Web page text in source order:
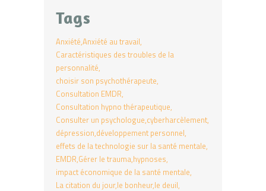
Tags
Anxiété Anxiété au travail
Caractéristiques des troubles de la
personnalité
choisir son psychothérapeute
Consultation EMDR
Consultation hypno thérapeutique
Consulter un psychologue cyberharcèlement
dépression développement personnel
effets de la technologie sur la santé mentale
EMDR Gérer le trauma hypnoses
impact économique de la santé mentale
La citation du jour le bonheur le deuil